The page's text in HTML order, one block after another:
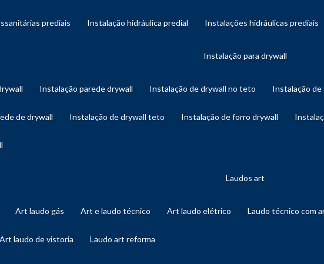
prediais instalação hidráulica predial instalações hidráulicas prediais
instalação para drywall
instalação parede drywall instalação de drywall no teto instalação
de drywall instalação de drywall teto instalação de forro drywall
laudos art
art laudo gás art e laudo técnico art laudo elétrico laudo técnico com
art laudo de vistoria laudo art reforma